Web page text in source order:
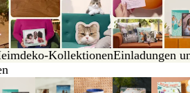
KollektionenEinladungen